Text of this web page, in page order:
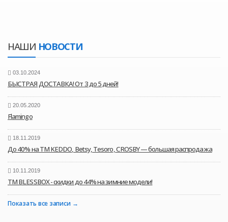
НАШИ НОВОСТИ
03.10.2024
БЫСТРАЯ ДОСТАВКА! От 3 до 5 дней!
20.05.2020
Flamingo
18.11.2019
До 40% на ТМ KEDDO, Betsy, Tesoro, CROSBY — большая распродажа
10.11.2019
ТМ BLESSBOX - скидки до 44% на зимние модели!
Показать все записи